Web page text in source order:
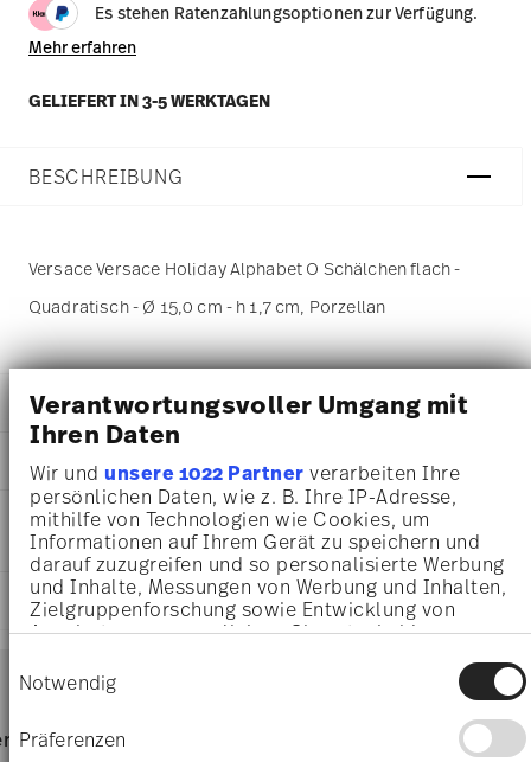
Verantwortungsvoller Umgang mit
Ihren Daten
Wir undunsere 1022 Partner verarbeiten Ihre
persönlichen Daten, wie z. B. Ihre IP-Adresse,
mithilfe von Technologien wie Cookies, um
Informationen auf Ihrem Gerät zu speichern und
darauf zuzugreifen und so personalisierte Werbung
und Inhalte, Messungen von Werbung und Inhalten,
Zielgruppenforschung sowie Entwicklung von
Angeboten zu ermöglichen. Sie entscheiden
Sie können Ihre Einwilligung jederzeit über die
Cookie-Erklärung oder durch Klicken auf das
Privacy Trigger Symbol ändern oder widerrufen
Notwendig
Präferenzen
Es stehen Ratenzahlungsoptionen zur Verfügung.
Mehr erfahren
GELIEFERT IN 3-5 WERKTAGEN
BESCHREIBUNG
Versace Versace Holiday Alphabet O Schälchen flach -
Quadratisch - Ø 15,0 cm - h 1,7 cm, Porzellan
DETAILS
Versace
Versace Alphabet
Versace Alphabet
Porzellan
11940-403695-15253
4012437376302
DE
2019
MA
15,00 cm
11,30 cm
11,30 cm
1,70 cm
140 gr
14,50 cm
PFLEGE- UND
SICHERHEITSINFORMATIONEN
Nur von Hand reinigen Lebensmittelkontakt sicher
LIEFERUNG UND RÜCKSENDUNG
Lieferzeiten & Versand
Footer